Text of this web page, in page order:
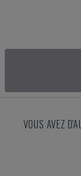
VOUS AVEZ